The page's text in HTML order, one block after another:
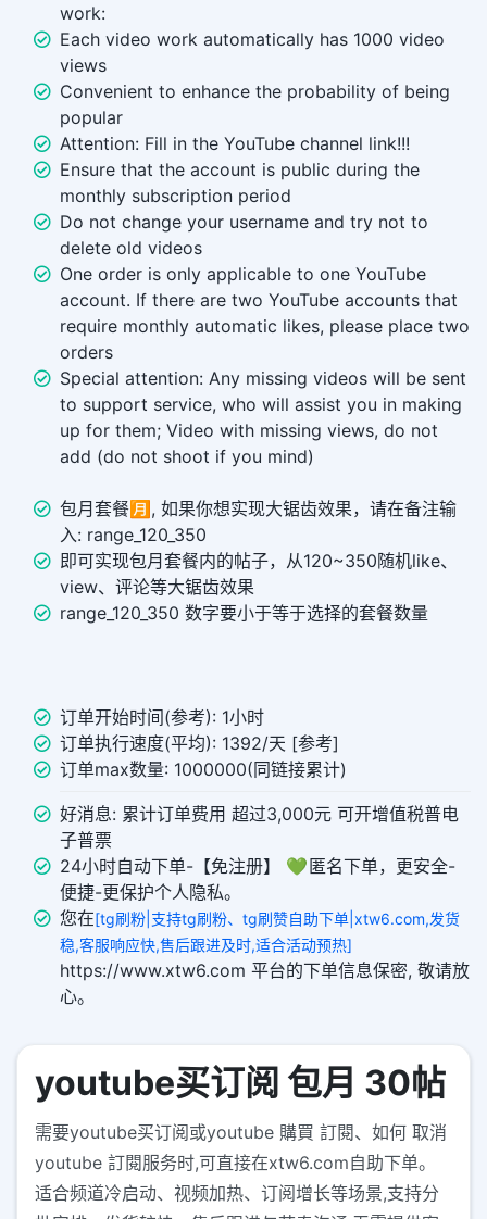
work:
Each video work automatically has 1000 video
views
Convenient to enhance the probability of being
popular
Attention: Fill in the YouTube channel link!!!
Ensure that the account is public during the
monthly subscription period
Do not change your username and try not to
delete old videos
One order is only applicable to one YouTube
account. If there are two YouTube accounts that
require monthly automatic likes, please place two
orders
Special attention: Any missing videos will be sent
to support service, who will assist you in making
up for them; Video with missing views, do not
add (do not shoot if you mind)
包月套餐🈷️, 如果你想实现大锯齿效果，请在备注输
入: range_120_350
即可实现包月套餐内的帖子，从120~350随机like、
view、评论等大锯齿效果
range_120_350 数字要小于等于选择的套餐数量
订单开始时间(参考): 1小时
订单执行速度(平均): 1392/天 [参考]
订单max数量: 1000000(同链接累计)
好消息: 累计订单费用 超过3,000元 可开增值税普电
子普票
24小时自动下单-【免注册】 💚 匿名下单，更安全-
便捷-更保护个人隐私。
您在[tg刷粉|支持tg刷粉、tg刷赞自助下单|xtw6.com,发货
稳,客服响应快,售后跟进及时,适合活动预热]
https://www.xtw6.com 平台的下单信息保密, 敬请放
心。
youtube买订阅 包月 30帖
需要youtube买订阅或youtube 購買 訂閱、如何 取消
youtube 訂閱服务时,可直接在xtw6.com自助下单。
适合频道冷启动、视频加热、订阅增长等场景,支持分